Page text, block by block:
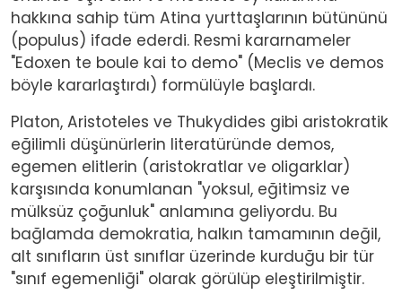
hakkına sahip tüm Atina yurttaşlarının bütününü
(populus) ifade ederdi. Resmi kararnameler
"Edoxen te boule kai to demo" (Meclis ve demos
böyle kararlaştırdı) formülüyle başlardı.
Platon, Aristoteles ve Thukydides gibi aristokratik
eğilimli düşünürlerin literatüründe demos,
egemen elitlerin (aristokratlar ve oligarklar)
karşısında konumlanan "yoksul, eğitimsiz ve
mülksüz çoğunluk" anlamına geliyordu. Bu
bağlamda demokratia, halkın tamamının değil,
alt sınıfların üst sınıflar üzerinde kurduğu bir tür
"sınıf egemenliği" olarak görülüp eleştirilmiştir.